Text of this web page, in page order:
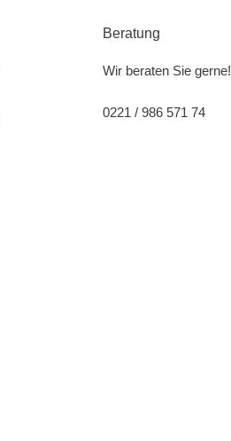
Beratung
Wir beraten Sie gerne!
0221 / 986 571 74